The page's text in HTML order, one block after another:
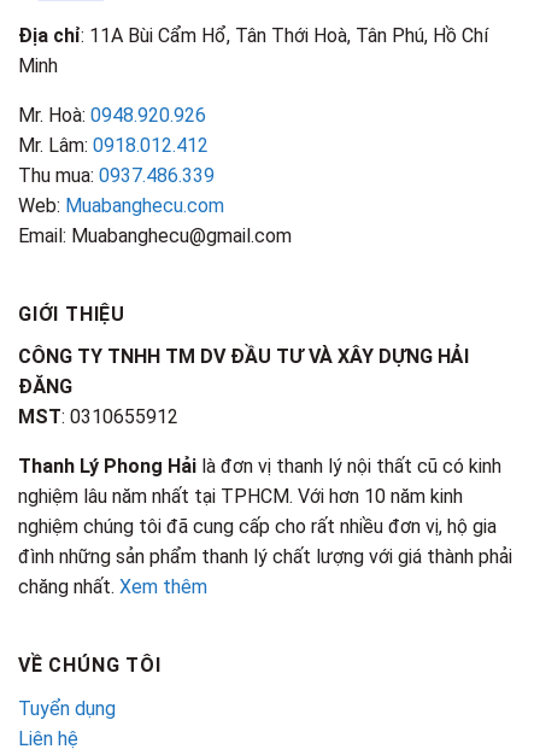
Địa chỉ: 11A Bùi Cẩm Hổ, Tân Thới Hoà, Tân Phú, Hồ Chí
Minh
Mr. Hoà: 0948.920.926
Mr. Lâm: 0918.012.412
Thu mua: 0937.486.339
Web: Muabanghecu.com
Email: Muabanghecu@gmail.com
GIỚI THIỆU
CÔNG TY TNHH TM DV ĐẦU TƯ VÀ XÂY DỰNG HẢI
ĐĂNG
MST: 0310655912
Thanh Lý Phong Hải là đơn vị thanh lý nội thất cũ có kinh
nghiệm lâu năm nhất tại TPHCM. Với hơn 10 năm kinh
nghiệm chúng tôi đã cung cấp cho rất nhiều đơn vị, hộ gia
đình những sản phẩm thanh lý chất lượng với giá thành phải
chăng nhất. Xem thêm
VỀ CHÚNG TÔI
Tuyển dụng
Liên hệ